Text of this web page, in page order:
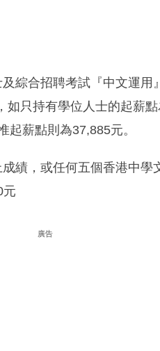
綜合招聘考試『中文運用
只持有學位人士的起薪
薪點則為37,885元。
績，或任何五個香港中學
元
廣告